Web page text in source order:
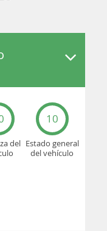
del
10
Estado general
del vehículo